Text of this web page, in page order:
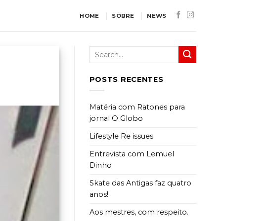
HOME SOBRE NEWS
POSTS RECENTES
Matéria com Ratones para
jornal O Globo
Lifestyle Re issues
Entrevista com Lemuel
Dinho
Skate das Antigas faz quatro
anos!
Aos mestres, com respeito.